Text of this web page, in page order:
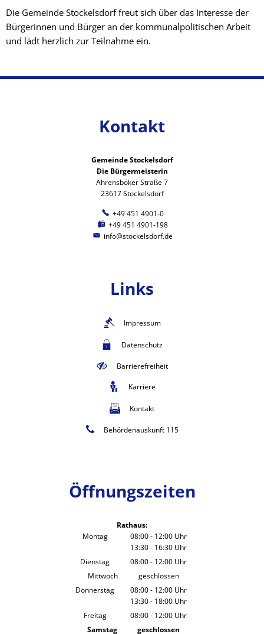
Die Gemeinde Stockelsdorf freut sich über das Interesse der
Bürgerinnen und Bürger an der kommunalpolitischen Arbeit
und lädt herzlich zur Teilnahme ein.
Kontakt
Gemeinde Stockelsdorf
Die Bürgermeisterin
Ahrensböker Straße 7
23617 Stockelsdorf
+49 451 4901-0
+49 451 4901-198
info@stockelsdorf.de
Links
Impressum
Datenschutz
Barrierefreiheit
Karriere
Kontakt
Behördenauskunft 115
Öffnungszeiten
Rathaus:
Montag
08:00- 12:00 Uhr
Von 08:00 bis 12:00 Uhr
13:30- 16:30 Uhr
Von 13:30 bis 16:30 Uhr
Dienstag 08:00- 12:00 Uhr
Von 08:00 bis 12:00 Uhr
Mittwoch
geschlossen
Donnerstag
08:00- 12:00 Uhr
Von 08:00 bis 12:00 Uhr
13:30- 18:00 Uhr
Von 13:30 bis 18:00 Uhr
Freitag 08:00- 12:00 Uhr
Von 08:00 bis 12:00 Uhr
Samstag geschlossen